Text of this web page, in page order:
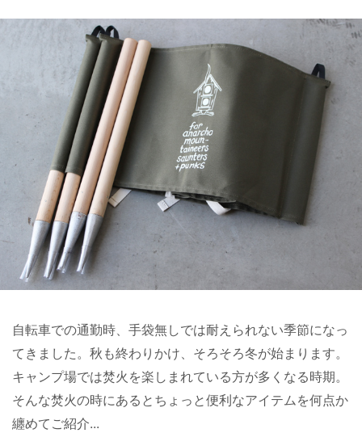
自転車での通勤時、手袋無しでは耐えられない季節になっ
てきました。秋も終わりかけ、そろそろ冬が始まります。
キャンプ場では焚火を楽しまれている方が多くなる時期。
そんな焚火の時にあるとちょっと便利なアイテムを何点か
纏めてご紹介...